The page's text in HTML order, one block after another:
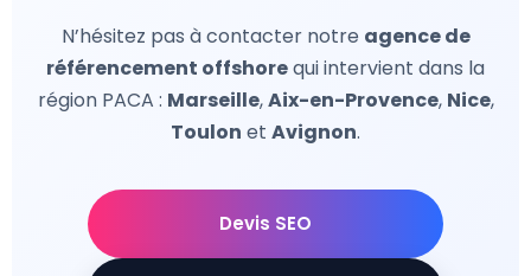
N’hésitez pas à contacter notre agence de
référencement offshorequi intervient dans la
région PACA : Marseille,Aix-en-Provence, Nice,
Toulon et Avignon.
Devis SEO